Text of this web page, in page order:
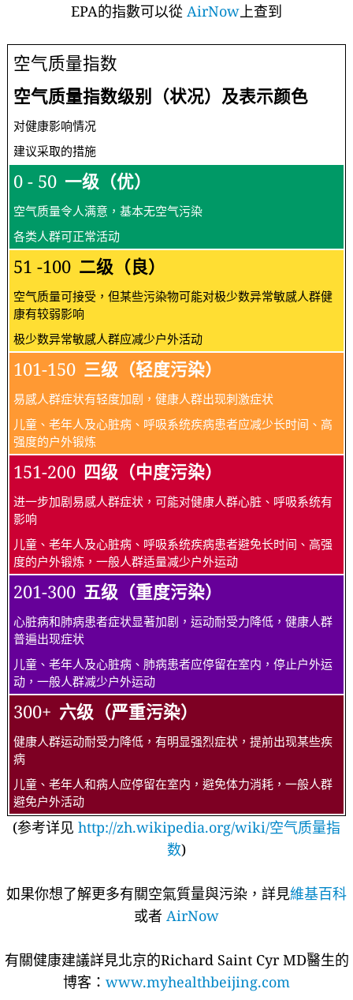
EPA的指數可以從 AirNow上查到
空气质量指数
空气质量指数级别（状况）及表示颜色
对健康影响情况
建议采取的措施
0 - 50 一级（优）
空气质量令人满意，基本无空气污染
各类人群可正常活动
51 -100 二级（良）
空气质量可接受，但某些污染物可能对极少数异常敏感人群健
康有较弱影响
极少数异常敏感人群应减少户外活动
101-150 三级（轻度污染）
易感人群症状有轻度加剧，健康人群出现刺激症状
儿童、老年人及心脏病、呼吸系统疾病患者应减少长时间、高
强度的户外锻炼
151-200 四级（中度污染）
进一步加剧易感人群症状，可能对健康人群心脏、呼吸系统有
影响
儿童、老年人及心脏病、呼吸系统疾病患者避免长时间、高强
度的户外锻炼，一般人群适量减少户外运动
201-300 五级（重度污染）
心脏病和肺病患者症状显著加剧，运动耐受力降低，健康人群
普遍出现症状
儿童、老年人及心脏病、肺病患者应停留在室内，停止户外运
动，一般人群减少户外运动
300+ 六级（严重污染）
健康人群运动耐受力降低，有明显强烈症状，提前出现某些疾
病
儿童、老年人和病人应停留在室内，避免体力消耗，一般人群
避免户外活动
(参考详见 http://zh.wikipedia.org/wiki/空气质量指
数)
如果你想了解更多有關空氣質量與污染，詳見維基百科
或者 AirNow
有關健康建議詳​​見北京的Richard Saint Cyr MD醫生的
博客： www.myhealthbeijing.com